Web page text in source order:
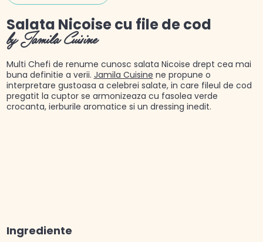
Salata Nicoise cu file de cod
by Jamila Cuisine
Multi Chefi de renume cunosc salata Nicoise drept cea mai
buna definitie a verii. Jamila Cuisine ne propune o
interpretare gustoasa a celebrei salate, in care fileul de cod
pregatit la cuptor se armonizeaza cu fasolea verde
crocanta, ierburile aromatice si un dressing inedit.
Ingrediente